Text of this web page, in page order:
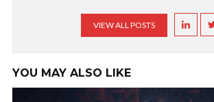
VIEW ALL POSTS
YOU MAY ALSO LIKE